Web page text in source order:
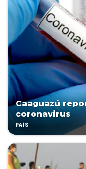
Caaguazú
coronavirus
PAÍS